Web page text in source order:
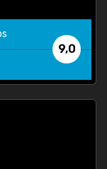
9,0